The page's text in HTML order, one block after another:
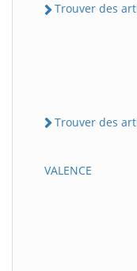
Trouver des
Trouver des
VALENCE